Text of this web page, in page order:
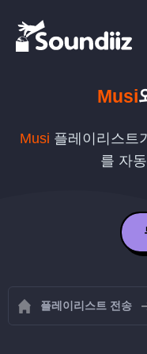
Musi
Musi 플레이리스트
를 자
플레이리스트 전송